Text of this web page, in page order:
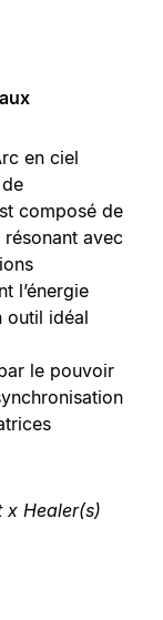
en ciel
composé de
avec
l’énergie
outil idéal
le pouvoir
x Healer(s)